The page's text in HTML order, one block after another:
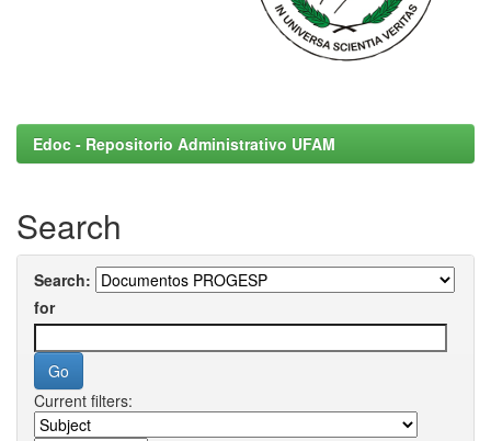
Edoc - Repositorio Administrativo UFAM
Search
Search:
for
Current filters: